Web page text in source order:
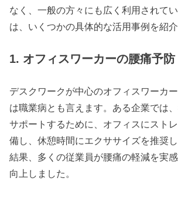
なく、一般の方々にも広く利用されて
は、いくつかの具体的な活用事例を紹介
1. オフィスワーカーの腰痛予防
デスクワークが中心のオフィスワーカ
は職業病とも言えます。ある企業では
サポートするために、オフィスにスト
備し、休憩時間にエクササイズを推奨
結果、多くの従業員が腰痛の軽減を実
向上しました。